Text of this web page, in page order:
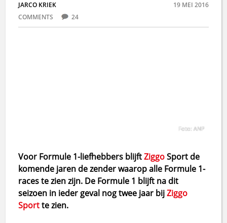
JARCO KRIEK
19 MEI 2016
COMMENTS
24
Foto: ANP
Voor Formule 1-liefhebbers blijftZiggoSport de
komende jaren de zender waarop alle Formule 1-
races te zien zijn. De Formule 1 blijft na dit
seizoen in ieder geval nog twee jaar bijZiggo
Sportte zien.